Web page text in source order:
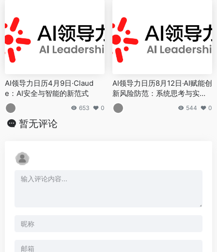
AI领导力日历4月9日·Claud
e：AI安全与智能的新范式
653 0
AI领导力日历8月12日·AI赋能创
新风险防范：系统思考与实践
路径
544 0
暂无评论